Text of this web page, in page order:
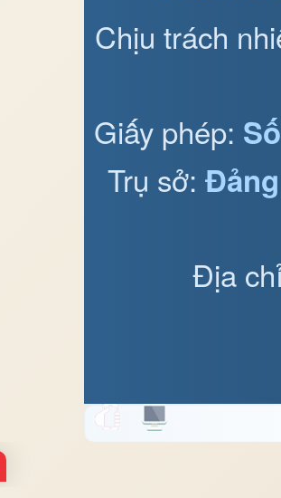
Chịu trách
Giấy phép:
Trụ sở:
Địa